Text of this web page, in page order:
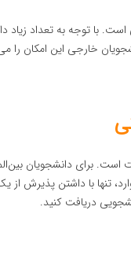
با توجه به تعداد زیاد
خارجی این امکان
است. برای دانشجویان
تنها با داشتن پذیرش از
دریافت کنید.